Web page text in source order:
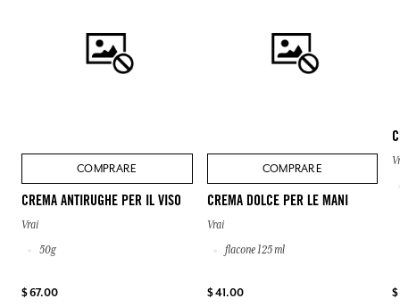
COMPRARE
CREMA ANTIRUGHE PER IL VISO
Vrai
50g
$ 67.00
COMPRARE
CREMA DOLCE PER LE MANI
Vrai
flacone 125 ml
$ 41.00